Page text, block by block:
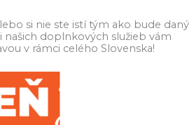
si nie ste istí tým ako bude daný
našich doplnkových služieb vám
v rámci celého Slovenska!